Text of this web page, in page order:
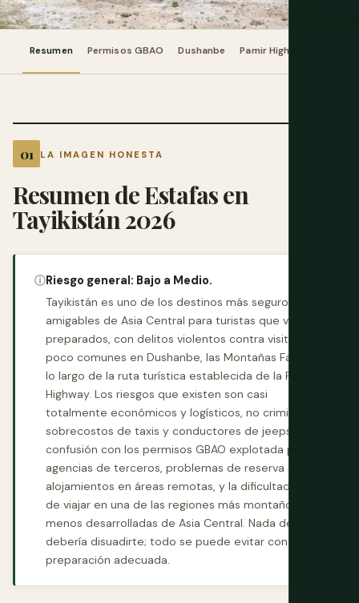
Resumen Permisos GBAO Dushanbe Pamir Highway
LA IMAGEN HONESTA
Resumen de Estafas en
Tayikistán 2026
ⓘRiesgo general: Bajo a Medio.
Tayikistán es uno de los destinos más seguros y
amigables de Asia Central para turistas que vienen
preparados, con delitos violentos contra visitantes
poco comunes en Dushanbe, las Montañas Fann y a
lo largo de la ruta turística establecida de la Pamir
Highway. Los riesgos que existen son casi
totalmente económicos y logísticos, no criminales:
sobrecostos de taxis y conductores de jeeps,
confusión con los permisos GBAO explotada por
agencias de terceros, problemas de reserva de
alojamientos en áreas remotas, y la dificultad real
de viajar en una de las regiones más montañosas y
menos desarrolladas de Asia Central. Nada de esto
debería disuadirte; todo se puede evitar con la
preparación adecuada.